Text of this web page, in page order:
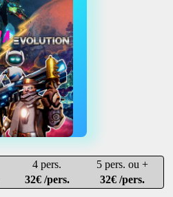
4 pers.
5 pers. ou +
32€ /pers. 32€ /pers.